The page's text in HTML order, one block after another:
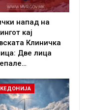
напад на
кај
Клиничка
Две лица